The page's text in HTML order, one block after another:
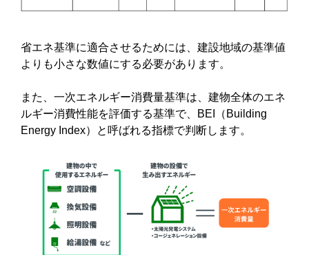
省エネ基準に適合させるためには、建設地域の基準値
よりも小さな数値にする必要があります。
また、一次エネルギー消費量基準は、建物全体のエネ
ルギー消費性能を評価する基準で、BEI（Building
Energy Index）と呼ばれる指標で判断します。